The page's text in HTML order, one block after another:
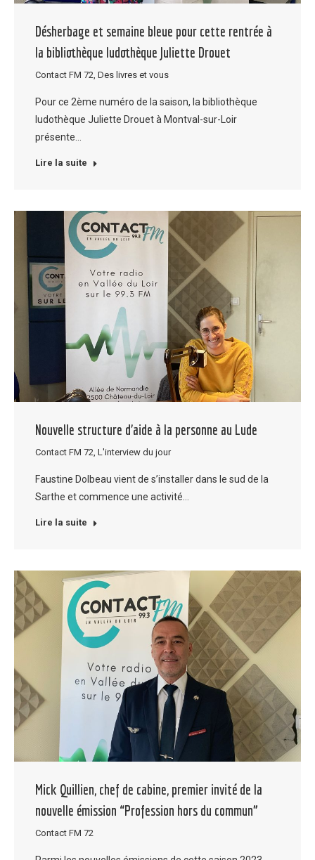
Désherbage et semaine bleue pour cette rentrée à
la bibliothèque ludothèque Juliette Drouet
Contact FM 72 Des livres et vous
Pour ce 2ème numéro de la saison, la bibliothèque
ludothèque Juliette Drouet à Montval-sur-Loir
présente…
Lire la suite
Nouvelle structure d’aide à la personne au Lude
Contact FM 72 L'interview du jour
Faustine Dolbeau vient de s’installer dans le sud de la
Sarthe et commence une activité…
Lire la suite
Mick Quillien, chef de cabine, premier invité de la
nouvelle émission “Profession hors du commun”
Contact FM 72